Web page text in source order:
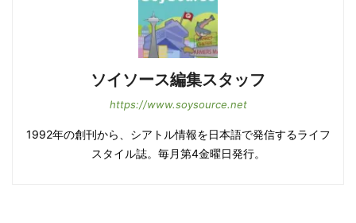
ソイソース編集スタッフ
https://www.soysource.net
1992年の創刊から、シアトル情報を日本語で発信するライフ
スタイル誌。毎月第4金曜日発行。